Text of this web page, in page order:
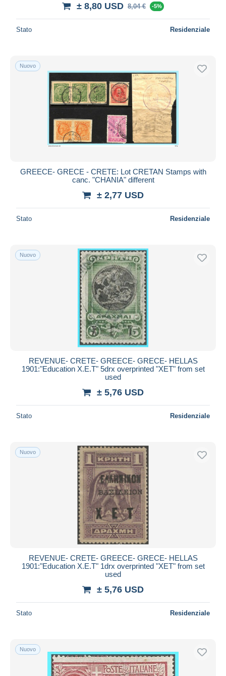
± 8,80 USD 8,04 € -5%
Stato Residenziale
Nuovo
GREECE- GRECE - CRETE: Lot CRETAN Stamps with
canc. "CHANIA" different
± 2,77 USD
Stato Residenziale
Nuovo
REVENUE- CRETE- GREECE- GRECE- HELLAS
1901:"Education X.E.T" 5drx overprinted "XET" from set
used
± 5,76 USD
Stato Residenziale
Nuovo
REVENUE- CRETE- GREECE- GRECE- HELLAS
1901:"Education X.E.T" 1drx overprinted "XET" from set
used
± 5,76 USD
Stato Residenziale
Nuovo